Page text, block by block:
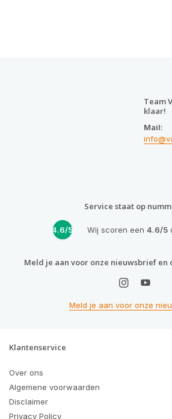
Team
klaar!
Mail:
Service staat op
4.6/5 Wij scoren een 4.6/5
Meld je aan voor onze nieuwsbrief en
Meld je aan voor onze
Klantenservice
Over ons
Algemene voorwaarden
Disclaimer
Privacy Policy